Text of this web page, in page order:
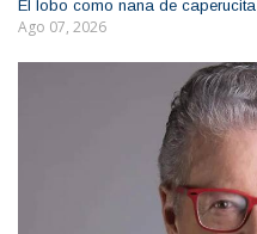
El lobo como nana de caperucita
Ago 07, 2026